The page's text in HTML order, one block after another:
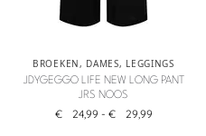
BROEKEN, DAMES, LEGGINGS
JDYGEGGO LIFE NEW LONG PANT
JRS NOOS
€ 24,99 - € 29,99